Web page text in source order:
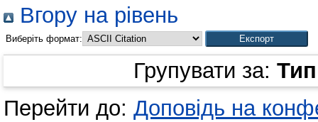
Вгору на рівень
Виберіть формат:
Групувати за:
Перейти до: Доповідь на